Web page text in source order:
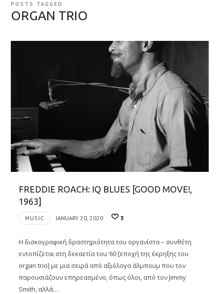
POSTS TAGGED
ORGAN TRIO
FREDDIE ROACH: IQ BLUES [GOOD MOVE!,
1963]
MUSIC JANUARY 20, 2020 3
Η δισκογραφική δραστηριότητα του οργανίστα – συνθέτη
εντοπίζεται στη δεκαετία του ’60 [εποχή της έκρηξης του
organ trio] με μια σειρά από αξιόλογα άλμπουμ που τον
παρουσιάζουν επηρεασμένο, όπως όλοι, από τον Jimmy
Smith, αλλά…